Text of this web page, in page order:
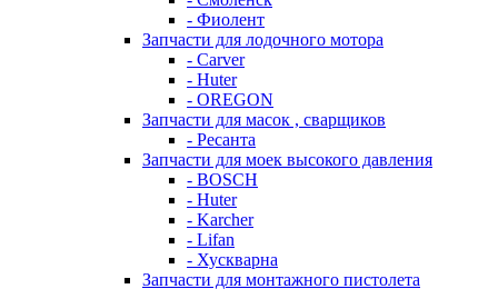
- Фиолент
Запчасти для лодочного мотора
- Carver
- Huter
- OREGON
Запчасти для масок , сварщиков
- Ресанта
Запчасти для моек высокого давления
- BOSCH
- Huter
- Karcher
- Lifan
- Хускварна
Запчасти для монтажного пистолета